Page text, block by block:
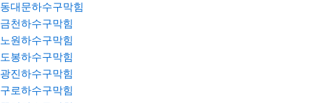
동대문하수구막힘
금천하수구막힘
노원하수구막힘
도봉하수구막힘
광진하수구막힘
구로하수구막힘